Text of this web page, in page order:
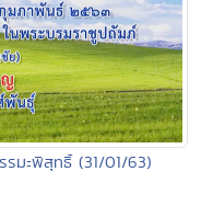
รมะพิสุทธิ์ (31/01/63)